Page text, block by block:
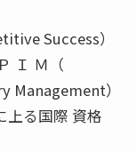
Success）
Ｉ Ｍ（
）
上る国際 資格